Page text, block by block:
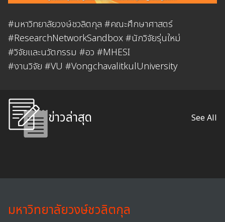
#มหาวิทยาลัยวงษ์ชวลิตกุล #คณะศึกษาศาสตร์
#ResearchNetworkSandbox #นักวิจัยรุ่นใหม่
#วิจัยและนวัตกรรม #อว #MHESI
#งานวิจัย #VU #VongchavalitkulUniversity
ข่าวล่าสุด See All
มหาวิทยาลัยวงษ์ชวลิตกุล